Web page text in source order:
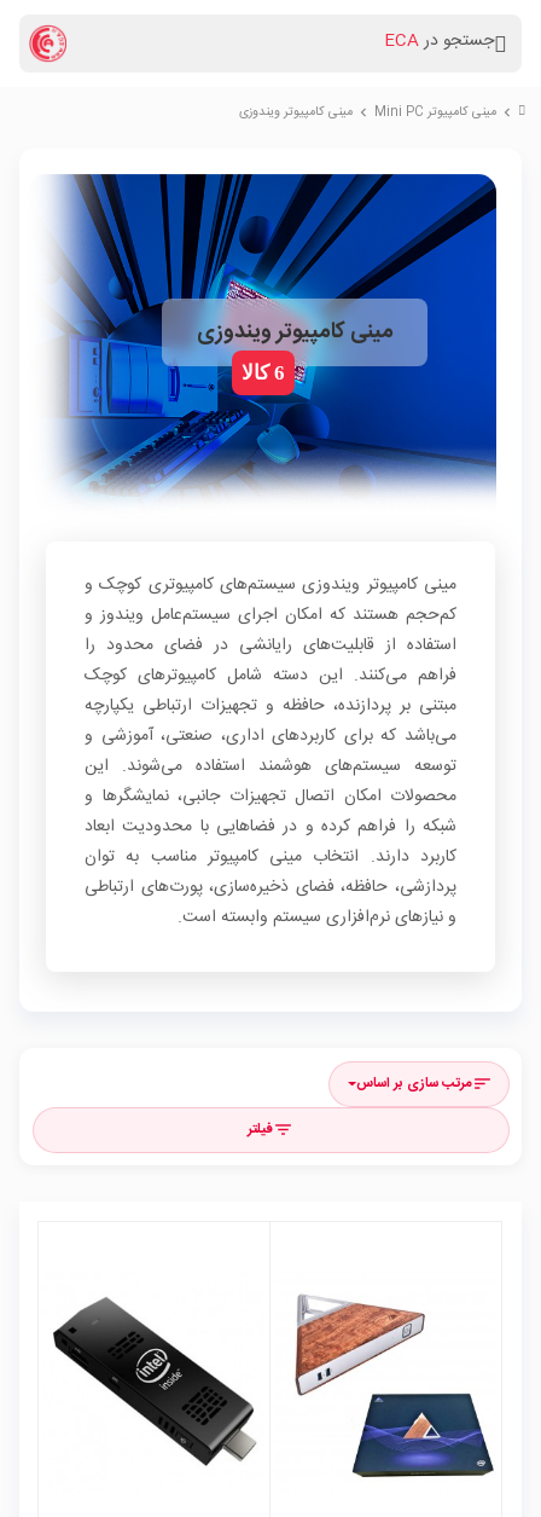
جستجو درECA
chevron_right مینی کامپیوتر Mini PC chevron_right مینی کامپیوتر ویندوزی
مینی کامپیوتر ویندوزی
6 کالا
مینی کامپیوتر ویندوزی سیستم‌های کامپیوتری کوچک و
کم‌حجم هستند که امکان اجرای سیستم‌عامل ویندوز و
استفاده از قابلیت‌های رایانشی در فضای محدود را
فراهم می‌کنند. این دسته شامل کامپیوترهای کوچک
مبتنی بر پردازنده، حافظه و تجهیزات ارتباطی یکپارچه
می‌باشد که برای کاربردهای اداری، صنعتی، آموزشی و
توسعه سیستم‌های هوشمند استفاده می‌شوند. این
محصولات امکان اتصال تجهیزات جانبی، نمایشگرها و
شبکه را فراهم کرده و در فضاهایی با محدودیت ابعاد
کاربرد دارند. انتخاب مینی کامپیوتر مناسب به توان
پردازشی، حافظه، فضای ذخیره‌سازی، پورت‌های ارتباطی
و نیازهای نرم‌افزاری سیستم وابسته است.
sortمرتب سازی بر اساس
filter_listفیلتر